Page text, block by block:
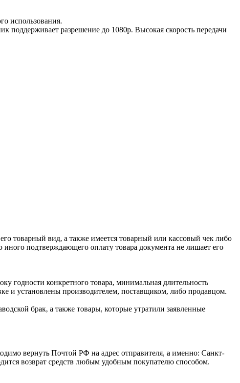
использования.
поддерживает разрешение до 1080р. Высокая скорость передачи
товарный вид, а также имеется товарный или кассовый чек либо
подтверждающего оплату товара документа не лишает его
годности конкретного товара, минимальная длительность
и установлены производителем, поставщиком, либо продавцом.
брак, а также товары, которые утратили заявленные
вернуть Почтой РФ на адрес отправителя, а именно: Санкт-
возврат средств любым удобным покупателю способом.